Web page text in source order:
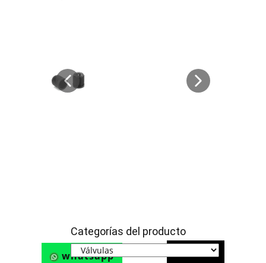
whatsapp Teléfono
Categorías del producto